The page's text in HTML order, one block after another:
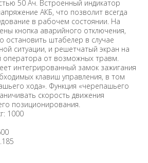
50 Ач. Встроенный индикатор
АКБ, что позволит всегда
в рабочем состоянии. На
кнопка аварийного отключения,
остановить штабелер в случае
ситуации, и решетчатый экран на
от возможных травм.
интегрированный замок зажигания
клавиш управления, в том
хода». Функция «черепашьего
скорость движения
позиционирования.
1000